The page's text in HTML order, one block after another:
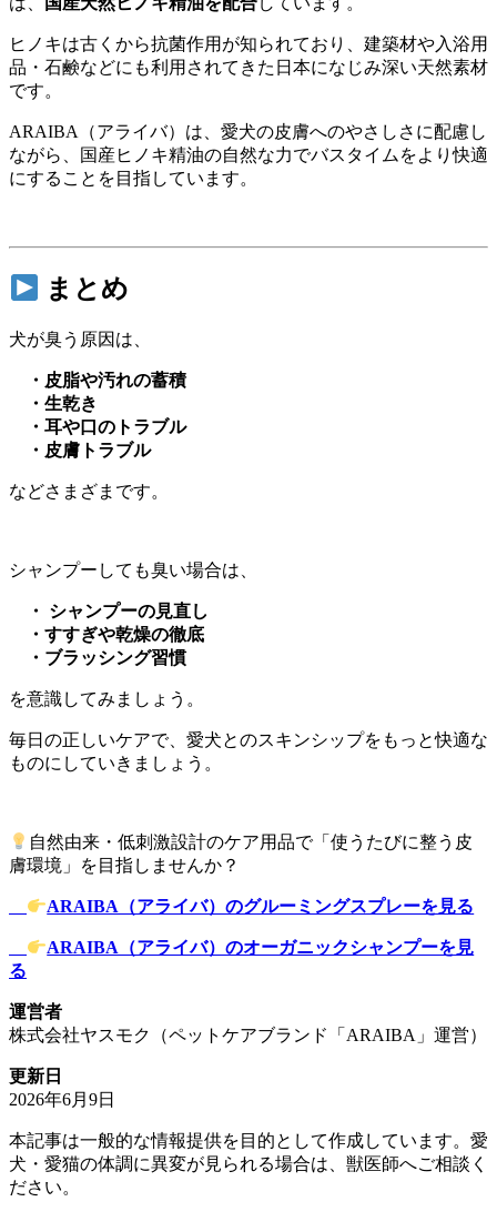
ヒノキは古くから抗菌作用が知られており、建築材や入浴用
品・石鹸などにも利用されてきた日本になじみ深い天然素材
です。
ARAIBA（アライバ）は、愛犬の皮膚へのやさしさに配慮し
ながら、国産ヒノキ精油の自然な力でバスタイムをより快適
にすることを目指しています。
まとめ
犬が臭う原因は、
・皮脂や汚れの蓄積
・生乾き
・耳や口のトラブル
・皮膚トラブル
などさまざまです。
シャンプーしても臭い場合は、
・ シャンプーの見直し
・すすぎや乾燥の徹底
・ブラッシング習慣
を意識してみましょう。
毎日の正しいケアで、愛犬とのスキンシップをもっと快適な
ものにしていきましょう。
自然由来・低刺激設計のケア用品で「使うたびに整う皮
膚環境」を目指しませんか？
ARAIBA（アライバ）のグルーミングスプレーを見る
ARAIBA（アライバ）のオーガニックシャンプーを見
る
運営者
株式会社ヤスモク（ペットケアブランド「ARAIBA」運営）
更新日
2026年6月9日
本記事は一般的な情報提供を目的として作成しています。愛
犬・愛猫の体調に異変が見られる場合は、獣医師へご相談く
ださい。